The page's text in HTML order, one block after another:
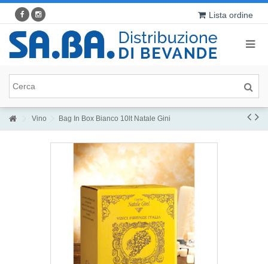
Lista ordine
Vino Bag In Box Bianco 10lt Natale Gini